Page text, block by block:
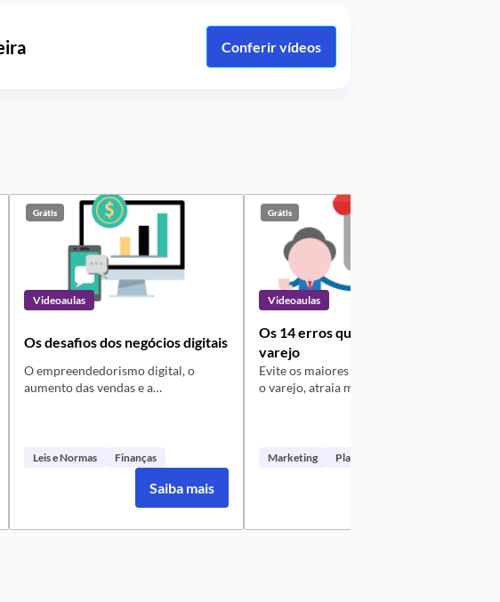
Conferir vídeos
Grátis
Videoaulas
Os desafios dos negócios digitais
O empreendedorismo digital, o
aumento das vendas e a
Leis e Normas Finanças
Saiba mais
Grátis
Videoaulas
Os 14 erros que destroem o
varejo
Evite os maiores erros que destroem
o varejo, atraia mais clientes e
Marketing Planejamento